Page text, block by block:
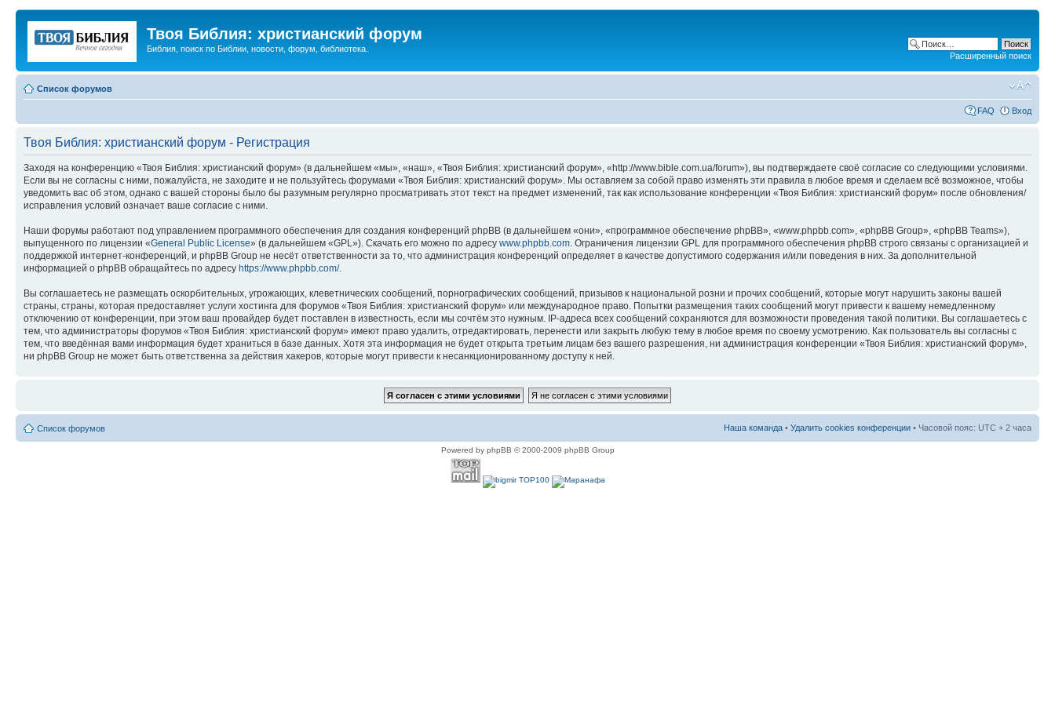
Твоя Библия: христианский форум
Библия, поиск по Библии, новости, форум, библиотека.
Расширенный поиск
Список форумов
FAQ Вход
Твоя Библия: христианский форум - Регистрация
Заходя на конференцию «Твоя Библия: христианский форум» (в дальнейшем «мы», «наш», «Твоя Библия: христианский форум», «http://www.bible.com.ua/forum»), вы подтверждаете своё согласие со следующими условиями.
Если вы не согласны с ними, пожалуйста, не заходите и не пользуйтесь форумами «Твоя Библия: христианский форум». Мы оставляем за собой право изменять эти правила в любое время и сделаем всё возможное, чтобы
уведомить вас об этом, однако с вашей стороны было бы разумным регулярно просматривать этот текст на предмет изменений, так как использование конференции «Твоя Библия: христианский форум» после обновления/
исправления условий означает ваше согласие с ними.
Наши форумы работают под управлением программного обеспечения для создания конференций phpBB (в дальнейшем «они», «программное обеспечение phpBB», «www.phpbb.com», «phpBB Group», «phpBB Teams»),
выпущенного по лицензии «General Public License» (в дальнейшем «GPL»). Скачать его можно по адресу www.phpbb.com . Ограничения лицензии GPL для программного обеспечения phpBB строго связаны с организацией и
поддержкой интернет-конференций, и phpBB Group не несёт ответственности за то, что администрация конференций определяет в качестве допустимого содержания и/или поведения в них. За дополнительной
информацией о phpBB обращайтесь по адресу https://www.phpbb.com/.
Вы соглашаетесь не размещать оскорбительных, угрожающих, клеветнических сообщений, порнографических сообщений, призывов к национальной розни и прочих сообщений, которые могут нарушить законы вашей
страны, страны, которая предоставляет услуги хостинга для форумов «Твоя Библия: христианский форум» или международное право. Попытки размещения таких сообщений могут привести к вашему немедленному
отключению от конференции, при этом ваш провайдер будет поставлен в известность, если мы сочтём это нужным. IP-адреса всех сообщений сохраняются для возможности проведения такой политики. Вы соглашаетесь с
тем, что администраторы форумов «Твоя Библия: христианский форум» имеют право удалить, отредактировать, перенести или закрыть любую тему в любое время по своему усмотрению. Как пользователь вы согласны с
тем, что введённая вами информация будет храниться в базе данных. Хотя эта информация не будет открыта третьим лицам без вашего разрешения, ни администрация конференции «Твоя Библия: христианский форум»,
ни phpBB Group не может быть ответственна за действия хакеров, которые могут привести к несанкционированному доступу к ней.
Список форумов Наша команда • Удалить cookies конференции • Часовой пояс: UTC + 2 часа
Powered by phpBB © 2000-2009 phpBB Group